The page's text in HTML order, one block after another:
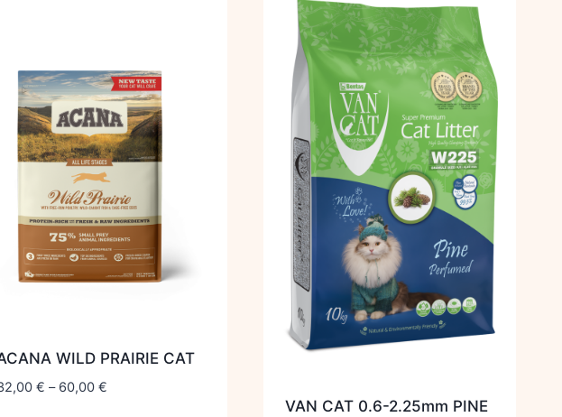
WILD PRAIRIE CAT
€ – 60,00 €
VAN CAT 0.6-2.25mm PINE